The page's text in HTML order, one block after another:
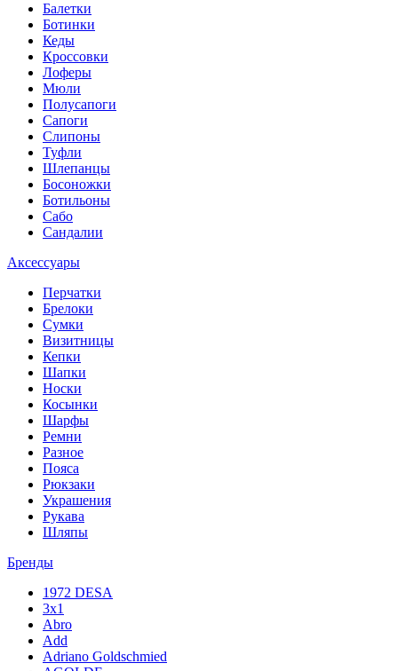
Балетки
Ботинки
Кеды
Кроссовки
Лоферы
Мюли
Полусапоги
Сапоги
Слипоны
Туфли
Шлепанцы
Босоножки
Ботильоны
Сабо
Сандалии
Аксессуары
Перчатки
Брелоки
Сумки
Визитницы
Кепки
Шапки
Носки
Косынки
Шарфы
Ремни
Разное
Пояса
Рюкзаки
Украшения
Рукава
Шляпы
Бренды
1972 DESA
3x1
Abro
Add
Adriano Goldschmied